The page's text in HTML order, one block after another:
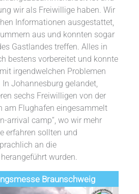
wir als Freiwillige haben. Wir
Informationen ausgestattet,
aus und konnten sogar
Gastlandes treffen. Alles in
bestens vorbereitet und konnte
irgendwelchen Problemen
Johannesburg gelandet,
sechs Freiwilligen von der
am Flughafen eingesammelt
arrival camp“, wo wir mehr
erfahren sollten und
an die
wurden.
Braunschweig